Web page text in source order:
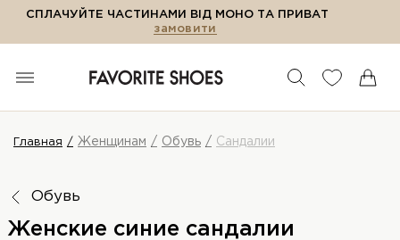
СПЛАЧУЙТЕ ЧАСТИНАМИ ВІД МОНО ТА ПРИВАТ
замовити
Главная Женщинам Обувь Сандалии
Обувь
Женские синие сандалии